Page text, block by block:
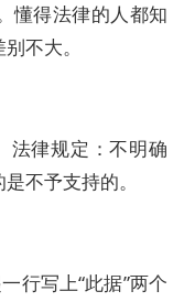
懂得法律的人都知
不大。
法律规定：不明确
不予支持的。
行写上“此据”两个